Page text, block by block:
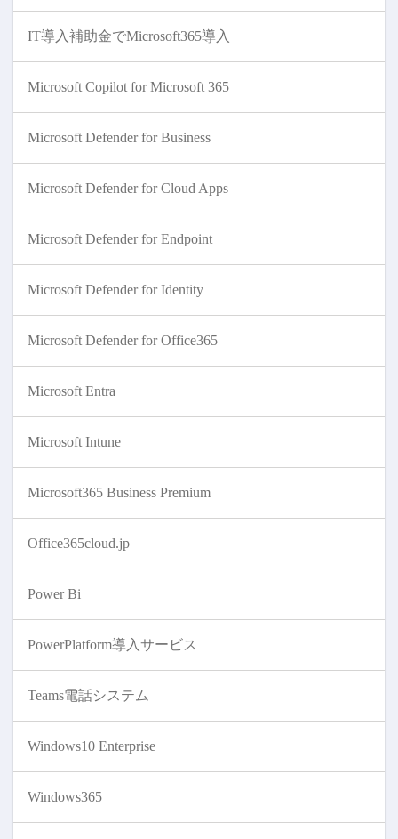
IT導入補助金でMicrosoft365導入
Microsoft Copilot for Microsoft 365
Microsoft Defender for Business
Microsoft Defender for Cloud Apps
Microsoft Defender for Endpoint
Microsoft Defender for Identity
Microsoft Defender for Office365
Microsoft Entra
Microsoft Intune
Microsoft365 Business Premium
Office365cloud.jp
Power Bi
PowerPlatform導入サービス
Teams電話システム
Windows10 Enterprise
Windows365